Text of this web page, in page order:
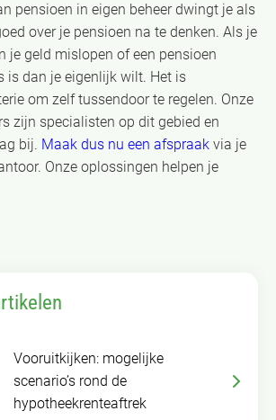
pensioen in eigen beheer dwingt je als
over je pensioen na te denken. Als je
je geld mislopen of een pensioen
is dan je eigenlijk wilt. Het is
om zelf tussendoor te regelen. Onze
zijn specialisten op dit gebied en
bij. Maak dus nu een afspraak via je
Onze oplossingen helpen je
Vooruitkijken: mogelijke
scenario’s rond de
hypotheekrenteaftrek